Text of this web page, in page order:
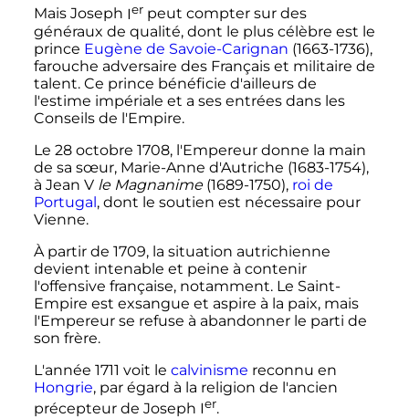
Mais Joseph Ierpeut compter sur des
généraux de qualité, dont le plus célèbre est le
prince Eugène de Savoie-Carignan (1663-1736),
farouche adversaire des Français et militaire de
talent. Ce prince bénéficie d'ailleurs de
l'estime impériale et a ses entrées dans les
Conseils de l'Empire.
Le 28 octobre 1708, l'Empereur donne la main
de sa sœur, Marie-Anne d'Autriche (1683-1754),
à Jean V le Magnanime(1689-1750), roi de
Portugal, dont le soutien est nécessaire pour
Vienne.
À partir de 1709, la situation autrichienne
devient intenable et peine à contenir
l'offensive française, notamment. Le Saint-
Empire est exsangue et aspire à la paix, mais
l'Empereur se refuse à abandonner le parti de
son frère.
L'année 1711 voit le calvinisme reconnu en
Hongrie, par égard à la religion de l'ancien
précepteur de Joseph Ier.